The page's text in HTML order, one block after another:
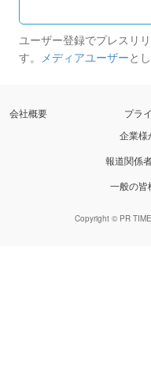
ユーザー登録でプレスリ
す。 メディアユーザーと
会社概要 プラ
企業様
報道関係
一般の皆
Copyright © PR